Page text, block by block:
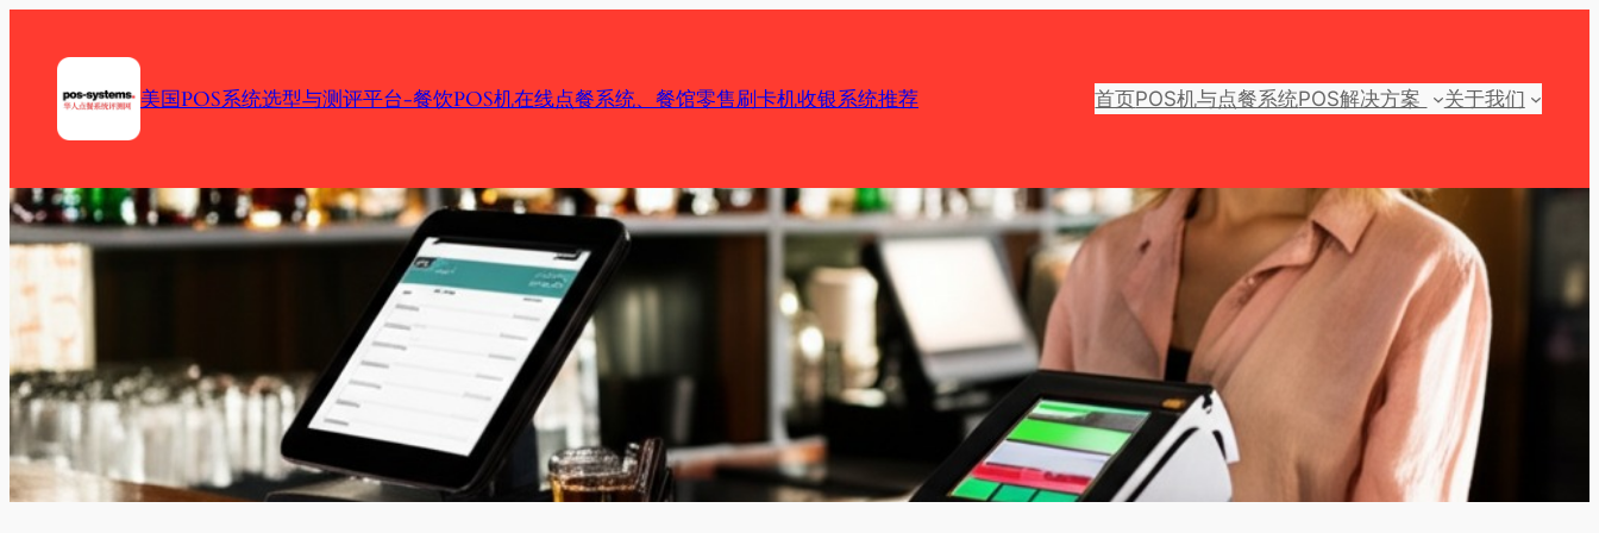
content
美国POS系统选型与测评平台-餐饮POS机在线点餐系统、餐馆零售刷卡机收银系统推荐 首页POS机与点餐系统POS解决方案 关于我们